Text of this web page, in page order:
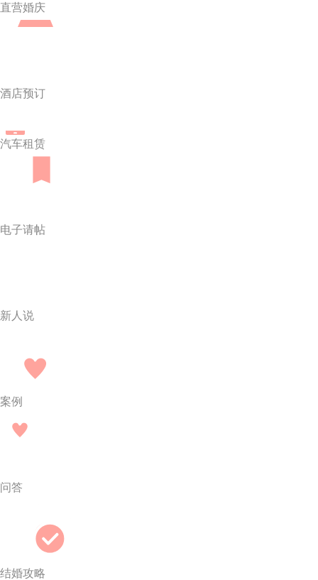
直营婚庆
酒店预订
汽车租赁
电子请帖
新人说
案例
问答
结婚攻略